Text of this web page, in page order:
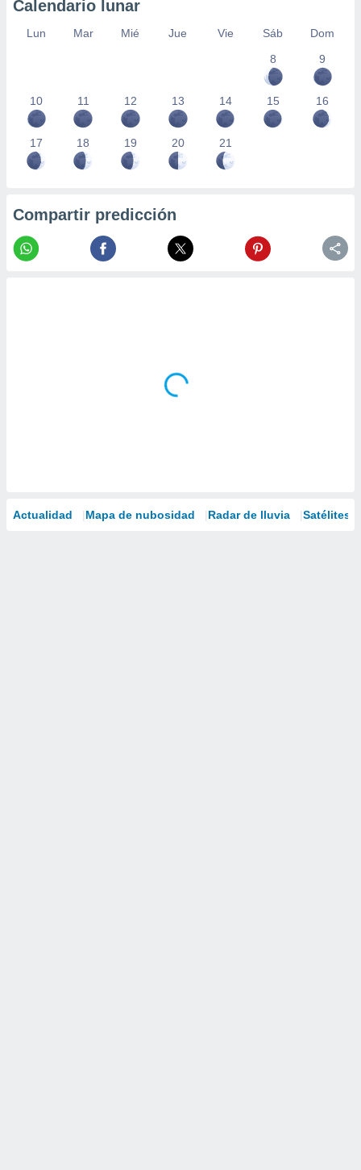
Calendario lunar
Lun Mar Mié Jue Vie Sáb
Dom
8
9
10 11 12 13 14 15 16
17 18 19 20 21
Compartir predicción
Actualidad Mapa de nubosidad Radar de lluvia Satélites